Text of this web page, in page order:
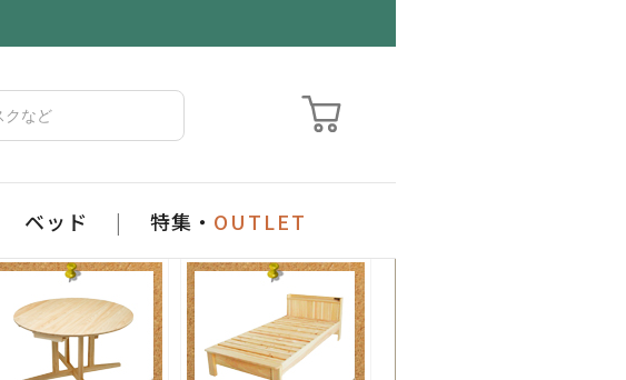
ベッド | 特集・ OUTLET